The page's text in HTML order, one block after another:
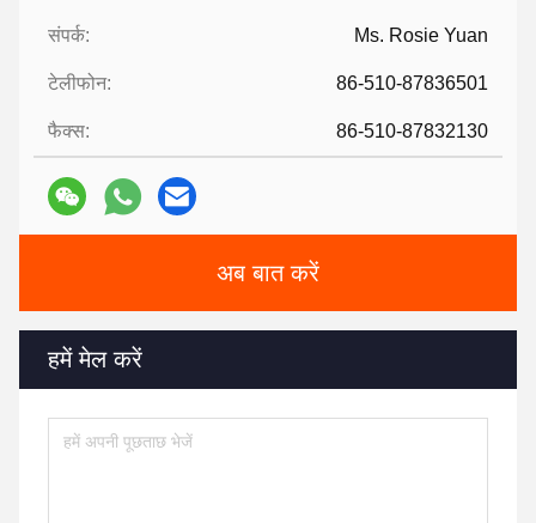
संपर्क: Ms. Rosie Yuan
टेलीफोन: 86-510-87836501
फैक्स: 86-510-87832130
अब बात करें
हमें मेल करें